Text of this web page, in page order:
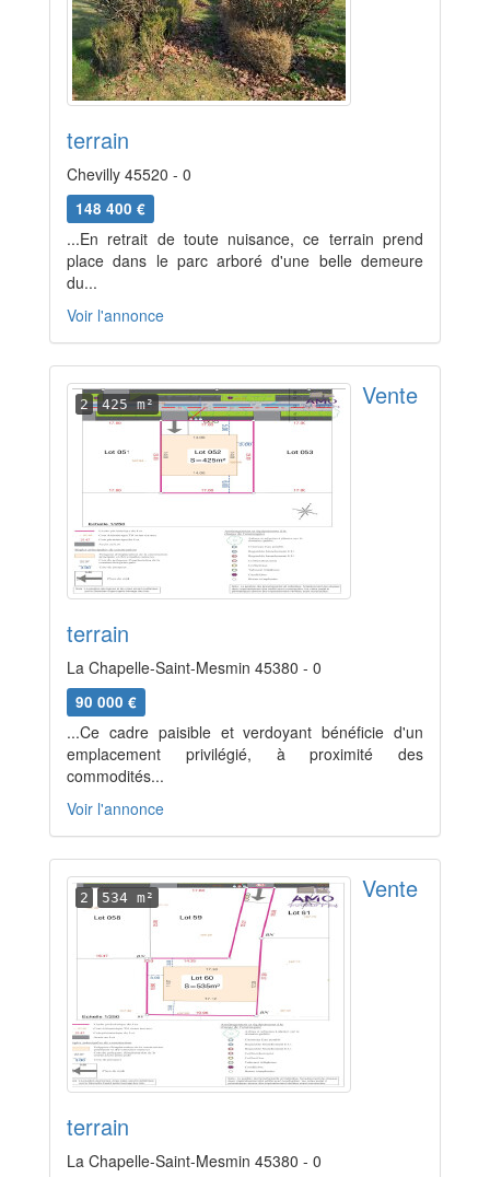
terrain
Chevilly 45520 - 0
148 400 €
...En retrait de toute nuisance, ce terrain prend
place dans le parc arboré d'une belle demeure
du...
Voir l'annonce
2 425 m² Vente
terrain
La Chapelle-Saint-Mesmin 45380 - 0
90 000 €
...Ce cadre paisible et verdoyant bénéficie d'un
emplacement privilégié, à proximité des
commodités...
Voir l'annonce
2 534 m² Vente
terrain
La Chapelle-Saint-Mesmin 45380 - 0